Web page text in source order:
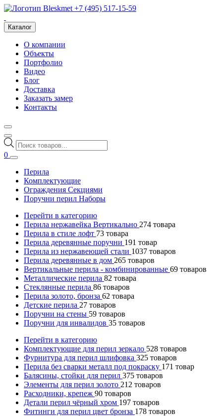
+7 (495) 517-15-59
Каталог
О компании
Объекты
Портфолио
Видео
Блог
Доставка
Заказать замер
Контакты
Поиск
товаров
0
Перила
Комплектующие
Ограждения Секциями
Поручни перил Наборы
Перейти в категорию
Перила нержавейка Вертикально 274 товара
Перила в стиле лофт 73 товара
Перила деревянные поручни 191 товар
Перила из нержавеющей стали 1037 товаров
Перила деревянные в дом 265 товаров
Вертикальные перила - комбинированные 69 товаров
Металлические перила 82 товара
Стеклянные перила 86 товаров
Перила золото, бронза 62 товара
Детские перила 27 товаров
Поручни на стены 59 товаров
Поручни для инвалидов 35 товаров
Перейти в категорию
Комплектующие для перил зеркало 528 товаров
Фурнитура для перил шлифовка 325 товаров
Перила без сварки металл под покраску 171 товар
Балясины, стойки для перил 375 товаров
Элементы для перил золото 212 товаров
Расходники, крепеж 90 товаров
Детали перил чёрный хром 197 товаров
Фитинги для перил цвет бронза 178 товаров